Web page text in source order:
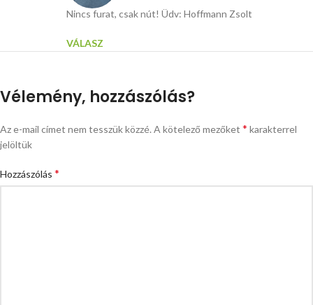
Nincs furat, csak nút! Üdv: Hoffmann Zsolt
VÁLASZ
Vélemény, hozzászólás?
Az e-mail címet nem tesszük közzé. A kötelező mezőket * karakterrel
jelöltük
Hozzászólás *